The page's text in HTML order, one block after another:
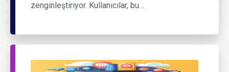
zenginleştiriyor. Kullanıcılar, bu…